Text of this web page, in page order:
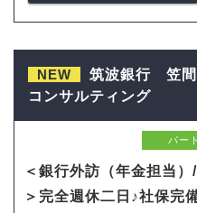
NEW
筑波銀行 笠間
コンサルティング
パート
＜銀行外訪（年金担当
＞完全週休二日♪社保完